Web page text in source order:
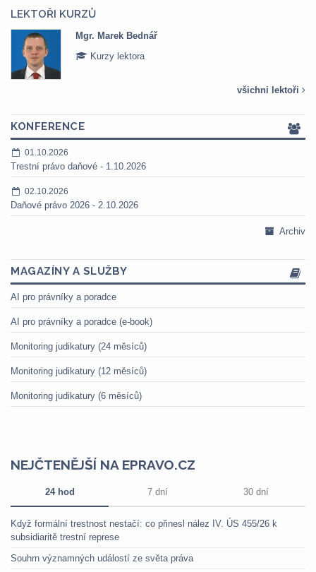
LEKTOŘI KURZŮ
Mgr. Veronika Pázmányová
všichni lektoři
KONFERENCE
01.10.2026
Trestní právo daňové - 1.10.2026
02.10.2026
Daňové právo 2026 - 2.10.2026
Archiv
MAGAZÍNY A SLUŽBY
AI pro právníky a poradce
AI pro právníky a poradce (e-book)
Monitoring judikatury (24 měsíců)
Monitoring judikatury (12 měsíců)
Monitoring judikatury (6 měsíců)
NEJČTENĚJŠÍ NA EPRAVO.CZ
24 hod 7 dní 30 dní
Když formální trestnost nestačí: co přinesl nález IV. ÚS 455/26 k
subsidiaritě trestní represe
Souhrn významných událostí ze světa práva